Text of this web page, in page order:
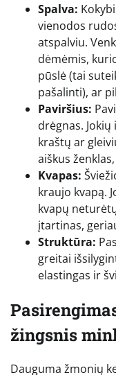
Spalva:
vienodos
atspalviu.
dėmėmis,
pūslė (tai
pašalinti), ar
Paviršius:
drėgnas.
kraštų ar
aiškus
Kvapas:
kraujo kvapą.
kvapų
įtartinas,
Struktūra:
greitai
elastingas ir
žingsnis
Dauguma žmonių